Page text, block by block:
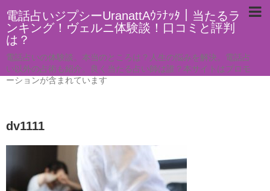
電話占いジプシーUranattAｳﾗﾅｯﾀ｜当たるラ
ンキング！ヴェルニ体験談！口コミと評判
は？
電話占いの体験談。本当のところは？人生の悩みを解決。電話占
い以外の占術も紹介。良く当たる占い師は誰？本サイトはプロモ
ーションが含まれています
dv1111